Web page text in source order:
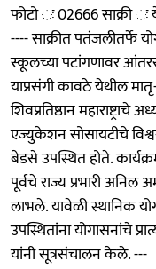
फोटो ः 02666 साक्री ः
---- साक्रीत पतंजलीतर्फे
स्कूलच्या पटांगणावर
याप्रसंगी कावठे येथील
शिवप्रतिष्ठान महाराष्ट्राचे
एज्युकेशन सोसायटीचे
बेडसे उपस्थित होते.
पूर्वचे राज्य प्रभारी अनिल
लाभले. यावेळी स्थानिक
उपस्थितांना योगासनांचे
यांनी सूत्रसंचालन केले. ---